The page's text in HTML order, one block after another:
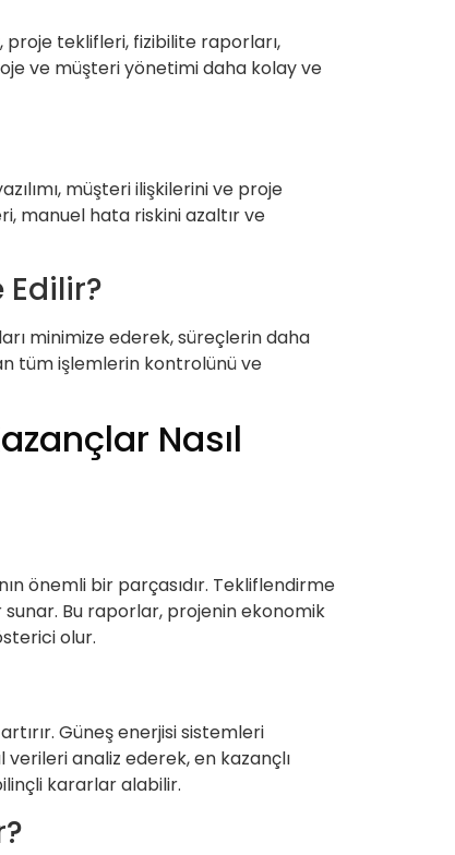
proje teklifleri, fizibilite raporları,
ve müşteri yönetimi daha kolay ve
müşteri ilişkilerini ve proje
manuel hata riskini azaltır ve
minimize ederek, süreçlerin daha
tüm işlemlerin kontrolünü ve
Nasıl
önemli bir parçasıdır. Tekliflendirme
sunar. Bu raporlar, projenin ekonomik
olur.
Güneş enerjisi sistemleri
analiz ederek, en kazançlı
kararlar alabilir.